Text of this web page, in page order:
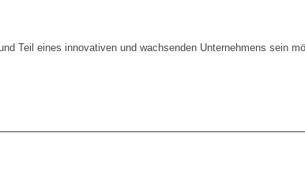
Teil eines innovativen und wachsenden Unternehmens sein